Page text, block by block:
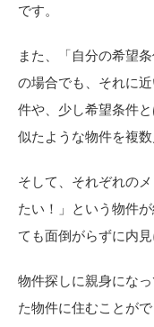
です。
また、「自分の希望
の場合でも、それに
件や、少し希望条件
似たような物件を複数
そして、それぞれの
たい！」という物件
ても面倒がらずに内
物件探しに親身にな
た物件に住むことがで